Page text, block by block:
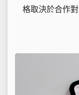
格取決於合作